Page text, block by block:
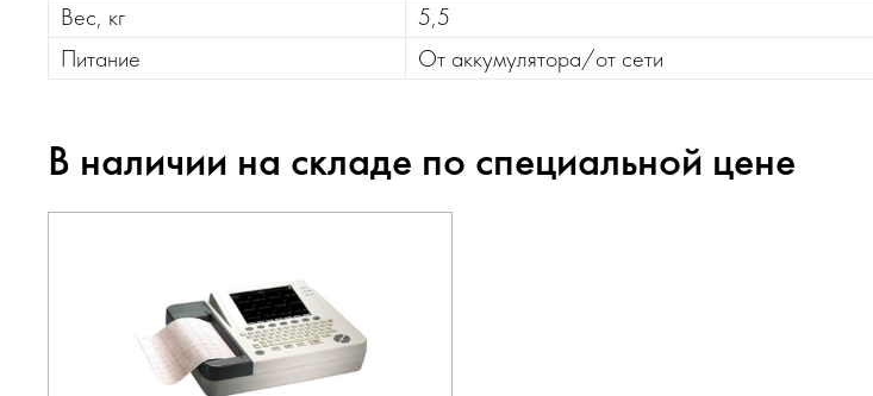
Вес, кг
5,5
Питание
От аккумулятора/от сети
В наличии на складе по специальной цене